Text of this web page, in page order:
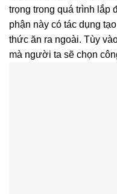
trọng trong quá trình lắp
phận này có tác dụng
thức ăn ra ngoài. Tùy
mà người ta sẽ chọn